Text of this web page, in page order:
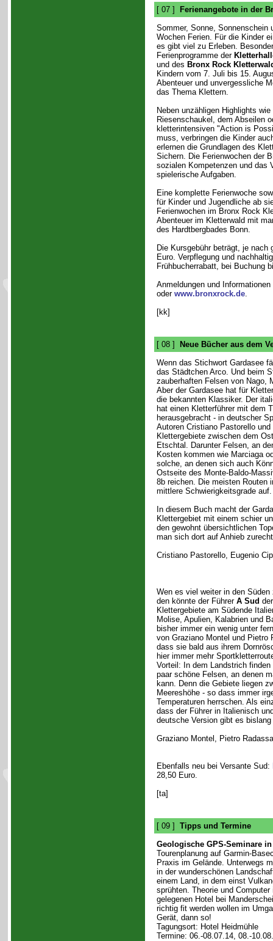
[ 07 ]
Ferienangebote in der
Sommer, Sonne, Sonnenschein
Wochen Ferien. Für die Kinder
es gibt viel zu Erleben.
Ferienprogramme der
und des Bronx Rock
Kindern vom 7. Juli bis 15.
Abenteuer und unvergessliche
das Thema Klettern.
Neben unzähligen Highlights
Riesenschaukel, dem Abseilen
kletterintensiven "Action is
muss, verbringen die Kinder
erlernen die Grundlagen des
Sichern. Die Ferienwochen der
sozialen Kompetenzen und das
spielerische Aufgaben.
Eine komplette Ferienwoche
für Kinder und Jugendliche ab
Ferienwochen im Bronx Rock
Abenteuer im Kletterwald mit
des Hardtbergbades Bonn.
Die Kursgebühr beträgt, je
Euro. Verpflegung und
Frühbucherrabatt, bei Buchung
Anmeldungen und
oder www.bronxrock.de.
[kk]
[ 08 ]
Neue Bücher aus dem
Wenn das Stichwort Gardasee
das Städtchen Arco. Und beim
zauberhaften Felsen von Nago,
Aber der Gardasee hat für
die bekannten Klassiker. Der
hat einen Kletterführer mit dem
herausgebracht - in deutscher
Autoren Cristiano Pastorello
Klettergebiete zwischen dem
Etschtal. Darunter Felsen, an
Kosten kommen wie Marciaga
solche, an denen sich auch
Ostseite des Monte-Baldo-
8b reichen. Die meisten Routen
mittlere Schwierigkeitsgrade auf.
In diesem Buch macht der
Klettergebiet mit einem schier
den gewohnt übersichtlichen
man sich dort auf Anhieb
Cristiano Pastorello, Eugenio
Wen es viel weiter in den
den könnte der Führer A Sud
Klettergebiete am Südende
Molise, Apulien, Kalabrien und
bisher immer ein wenig unter
von Graziano Montel und Pietro
dass sie bald aus ihrem
hier immer mehr
Vorteil: In dem Landstrich
paar schöne Felsen, an denen
kann. Denn die Gebiete liegen
Meereshöhe - so dass immer
Temperaturen herrschen. Als
dass der Führer in Italienisch
deutsche Version gibt es
Graziano Montel, Pietro
Ebenfalls neu bei Versante Sud:
28,50 Euro.
[ta]
[ 09 ] Tipps und Termine
Geologische GPS-Seminare
Tourenplanung auf Garmin-
Praxis im Gelände. Unterwegs
in der wunderschönen
einem Land, in dem einst
sprühten. Theorie und
gelegenen Hotel bei
richtig fit werden wollen im
Gerät, dann so!
Tagungsort: Hotel Heidmühle
Termine: 06.-08.07.14, 08.-